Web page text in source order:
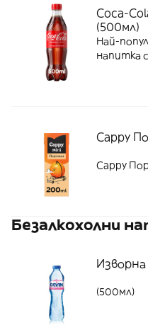
Coca-
(500мл)
Най-
напитка
Cappy
Cappy
Безалкохолни
Изворна
(500мл)